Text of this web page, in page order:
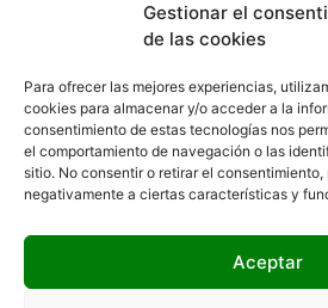
Gestionar el
de las cookies
Para ofrecer las mejores experiencias,
cookies para almacenar y/o acceder a la
consentimiento de estas tecnologías nos
el comportamiento de navegación o las
sitio. No consentir o retirar el
negativamente a ciertas características y
Aceptar
Proyecto de desarrollo web y tienda
presencia “Online” mediante la
mejora de imagen digital en las
Autónoma de Extremadura